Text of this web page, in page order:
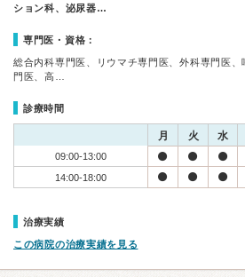
ション科、泌尿器…
専門医・資格：
総合内科専門医、リウマチ専門医、外科専門医
門医、高…
診療時間
月 火 水
09:00-13:00
14:00-18:00
治療実績
この病院の治療実績を見る